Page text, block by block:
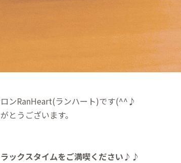
ンRanHeart(ランハート)です(^^♪
とうございます。
ックスタイムをご満喫ください♪♪